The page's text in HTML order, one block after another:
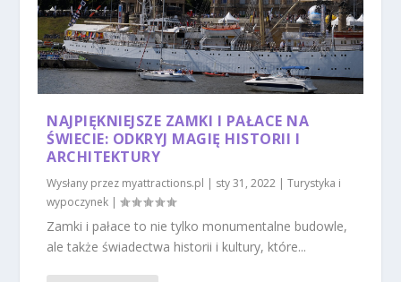
NAJPIĘKNIEJSZE ZAMKI I PAŁACE NA
ŚWIECIE: ODKRYJ MAGIĘ HISTORII I
ARCHITEKTURY
Wysłany przez myattractions.pl | sty 31, 2022 |Turystyka i
wypoczynek |
Zamki i pałace to nie tylko monumentalne budowle,
ale także świadectwa historii i kultury, które...